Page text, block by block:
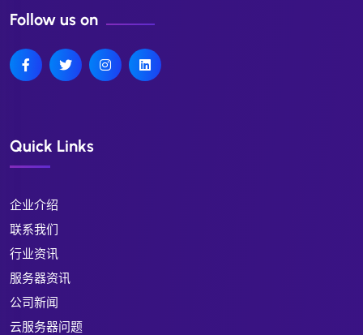
Follow us on
Quick Links
企业介绍
联系我们
行业资讯
服务器资讯
公司新闻
云服务器问题